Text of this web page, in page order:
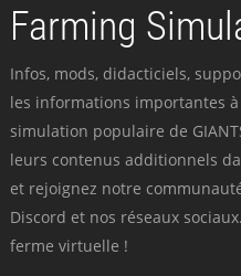
Farming
Infos, mods, didacticiels,
les informations importantes
simulation populaire de
leurs contenus additionnels
et rejoignez notre
Discord et nos réseaux
ferme virtuelle !